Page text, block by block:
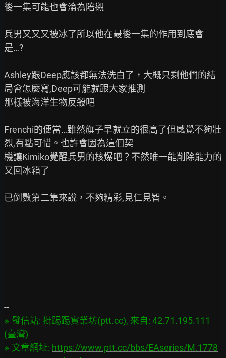
後一集可能也會淪為陪襯
兵男又又又被冰了所以他在最後一集的作用到底會
是…?
Ashley跟Deep應該都無法洗白了，大概只剩他們的結
局會怎麼寫,Deep可能就跟大家推測
那樣被海洋生物反殺吧
Frenchi的便當…雖然旗子早就立的很高了但感覺不夠壯
烈,有點可惜。也許會因為這個契
機讓Kimiko覺醒兵男的核爆吧？不然唯一能削除能力的
又回冰箱了
已倒數第二集來說，不夠精彩,見仁見智。
※ 發信站: 批踢踢實業坊(ptt.cc), 來自: 42.71.195.111
(臺灣)
※ 文章網址: https://www.ptt.cc/bbs/EAseries/M.1778